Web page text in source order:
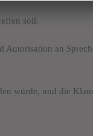
soll.
an
würde, und die